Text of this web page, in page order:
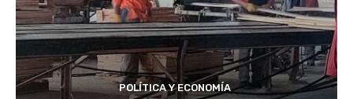
POLÍTICA Y ECONOMÍA